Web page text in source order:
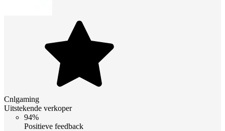
Cnlgaming
Uitstekende verkoper
94%
Positieve feedback